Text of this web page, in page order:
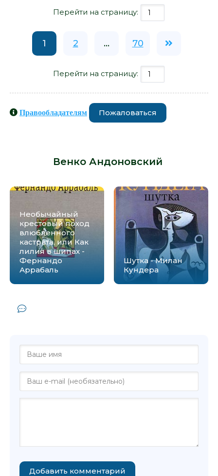
Перейти на страницу:
1 2 ... 70
Перейти на страницу:
Правообладателям Пожаловаться
Венко Андоновский
Необычайный
крестовый поход
влюбленного
кастрата, или Как
лилия в шипах -
Фернандо
Аррабаль
Шутка - Милан
Кундера
Добавить комментарий